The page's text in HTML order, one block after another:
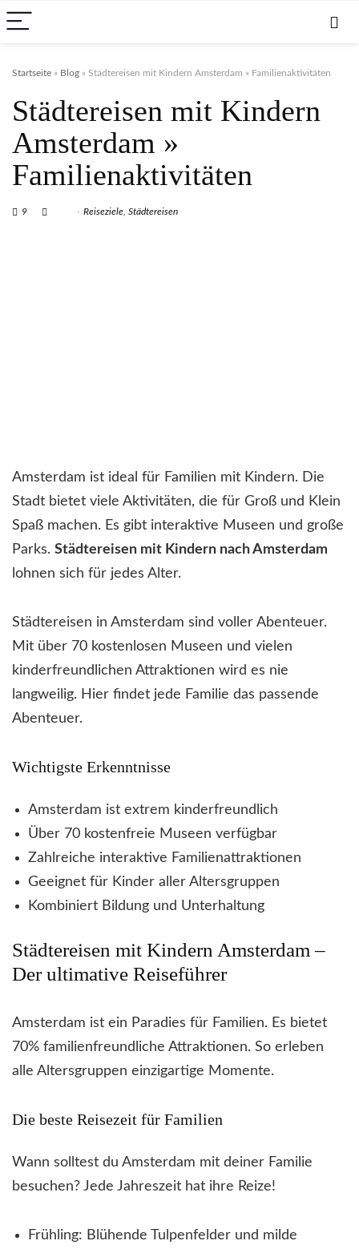
Startseite » Blog » Städtereisen mit Kindern Amsterdam » Familienaktivitäten
Städtereisen mit Kindern
Amsterdam »
Familienaktivitäten
9 Reiseziele Städtereisen
Amsterdam ist ideal für Familien mit Kindern. Die
Stadt bietet viele Aktivitäten, die für Groß und Klein
Spaß machen. Es gibt interaktive Museen und große
Parks. Städtereisen mit Kindern nach Amsterdam
lohnen sich für jedes Alter.
Städtereisen in Amsterdam sind voller Abenteuer.
Mit über 70 kostenlosen Museen und vielen
kinderfreundlichen Attraktionen wird es nie
langweilig. Hier findet jede Familie das passende
Abenteuer.
Wichtigste Erkenntnisse
Amsterdam ist extrem kinderfreundlich
Über 70 kostenfreie Museen verfügbar
Zahlreiche interaktive Familienattraktionen
Geeignet für Kinder aller Altersgruppen
Kombiniert Bildung und Unterhaltung
Städtereisen mit Kindern Amsterdam –
Der ultimative Reiseführer
Amsterdam ist ein Paradies für Familien. Es bietet
70% familienfreundliche Attraktionen. So erleben
alle Altersgruppen einzigartige Momente.
Die beste Reisezeit für Familien
Wann solltest du Amsterdam mit deiner Familie
besuchen? Jede Jahreszeit hat ihre Reize!
Frühling: Blühende Tulpenfelder und milde